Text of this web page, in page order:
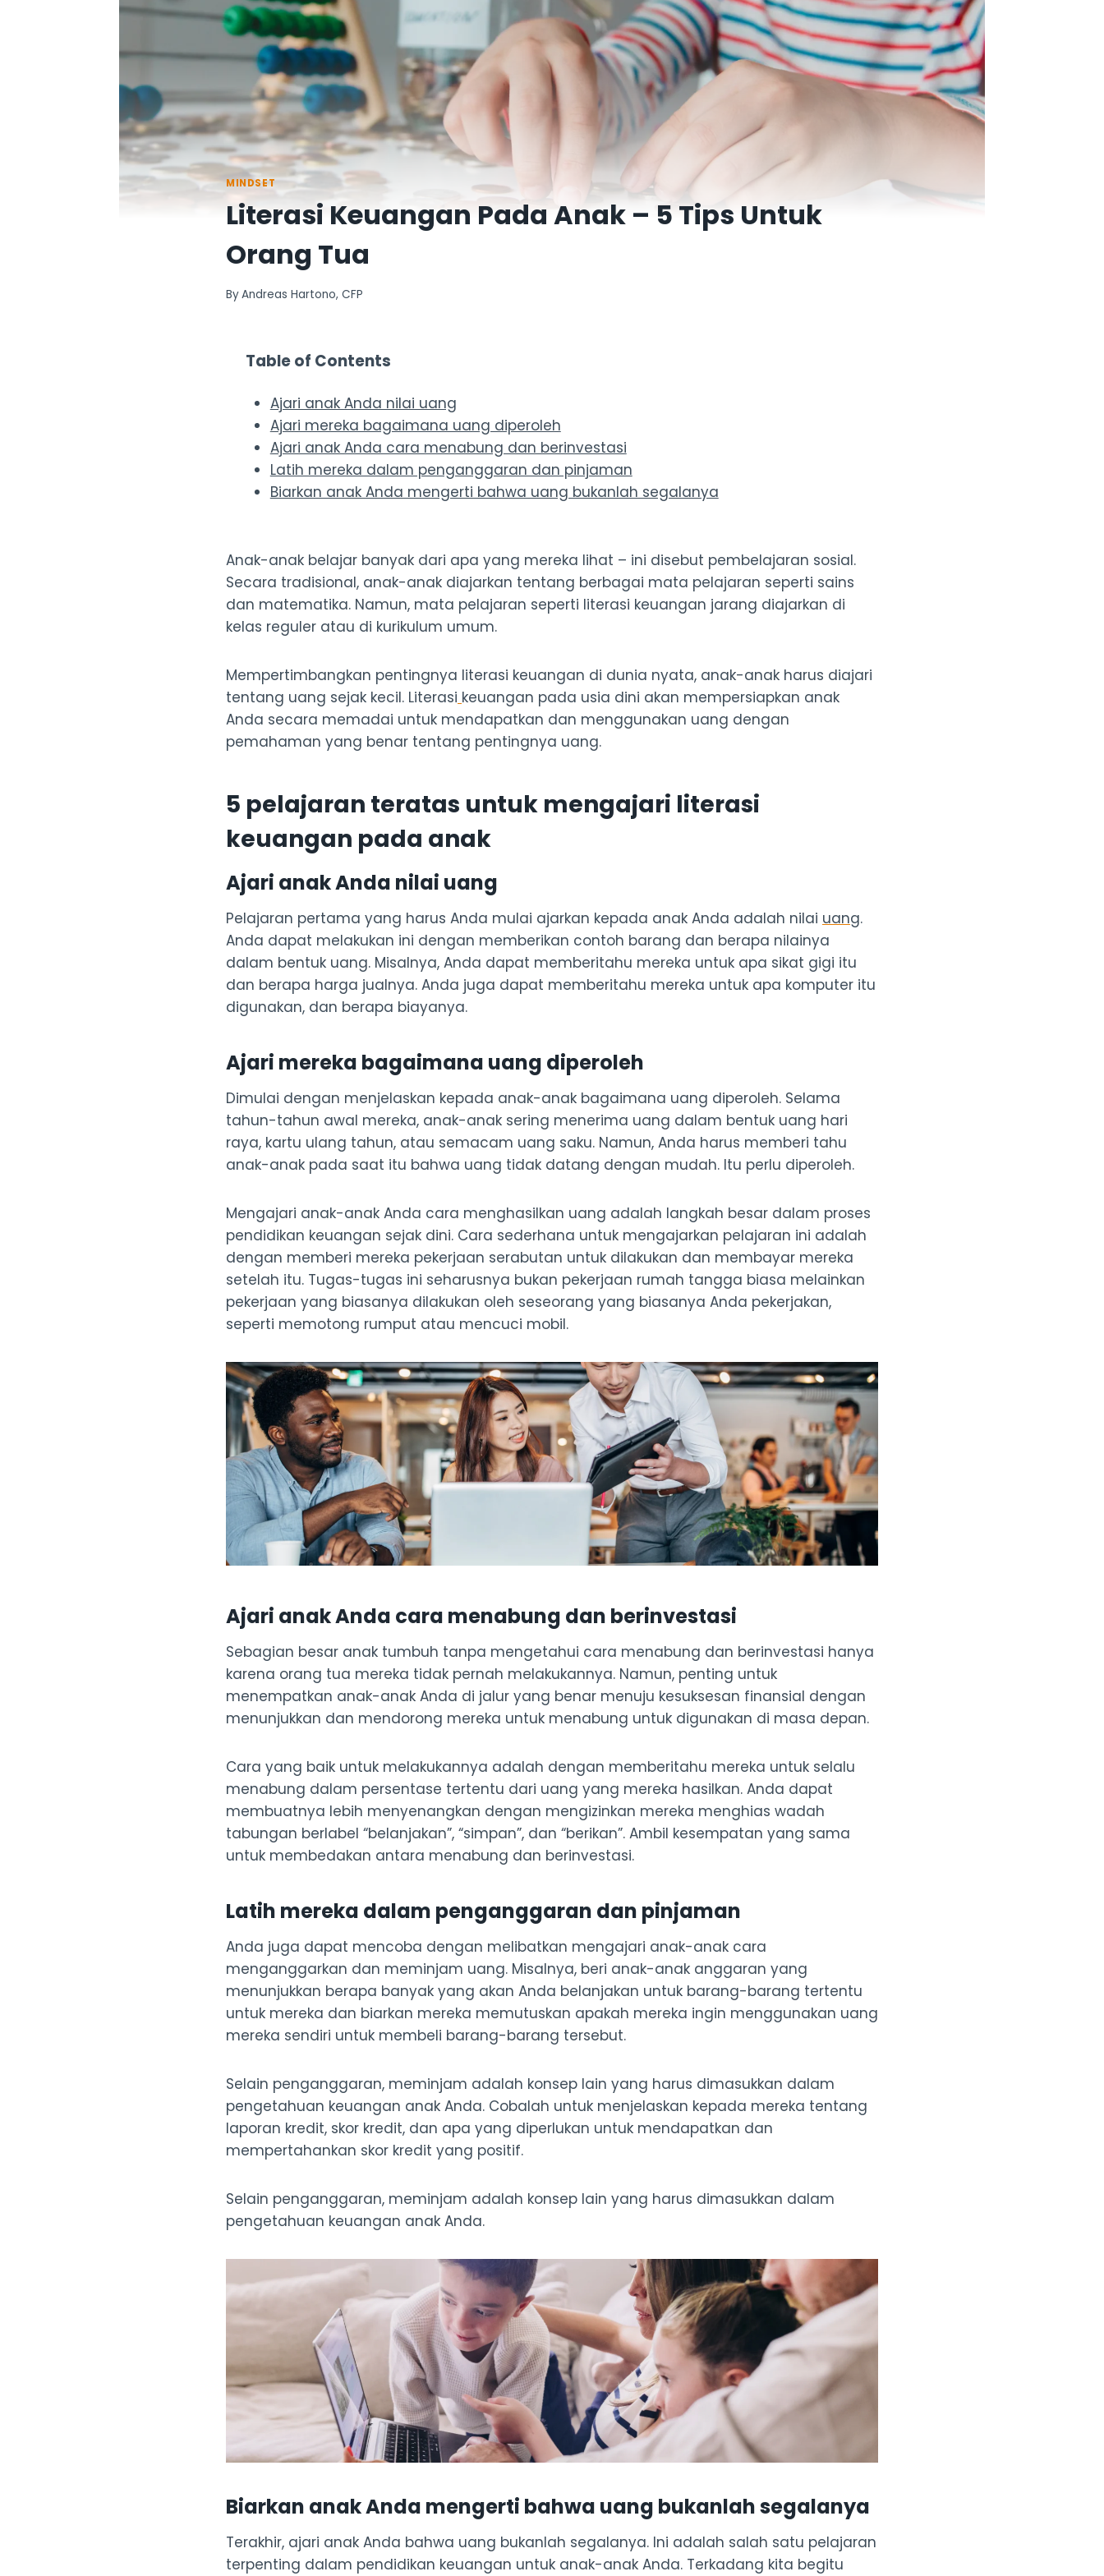
MINDSET
Literasi Keuangan Pada Anak – 5 Tips Untuk
Orang Tua
ByAndreas Hartono, CFP
Table of Contents
Ajari anak Anda nilai uang
Ajari mereka bagaimana uang diperoleh
Ajari anak Anda cara menabung dan berinvestasi
Latih mereka dalam penganggaran dan pinjaman
Biarkan anak Anda mengerti bahwa uang bukanlah segalanya
Anak-anak belajar banyak dari apa yang mereka lihat – ini disebut pembelajaran sosial.
Secara tradisional, anak-anak diajarkan tentang berbagai mata pelajaran seperti sains
dan matematika. Namun, mata pelajaran seperti literasi keuangan jarang diajarkan di
kelas reguler atau di kurikulum umum.
Mempertimbangkan pentingnya literasi keuangan di dunia nyata, anak-anak harus diajari
tentang uang sejak kecil. Literasi keuangan pada usia dini akan mempersiapkan anak
Anda secara memadai untuk mendapatkan dan menggunakan uang dengan
pemahaman yang benar tentang pentingnya uang.
5 pelajaran teratas untuk mengajari literasi
keuangan pada anak
Ajari anak Anda nilai uang
Pelajaran pertama yang harus Anda mulai ajarkan kepada anak Anda adalah nilai uang.
Anda dapat melakukan ini dengan memberikan contoh barang dan berapa nilainya
dalam bentuk uang. Misalnya, Anda dapat memberitahu mereka untuk apa sikat gigi itu
dan berapa harga jualnya. Anda juga dapat memberitahu mereka untuk apa komputer itu
digunakan, dan berapa biayanya.
Ajari mereka bagaimana uang diperoleh
Dimulai dengan menjelaskan kepada anak-anak bagaimana uang diperoleh. Selama
tahun-tahun awal mereka, anak-anak sering menerima uang dalam bentuk uang hari
raya, kartu ulang tahun, atau semacam uang saku. Namun, Anda harus memberi tahu
anak-anak pada saat itu bahwa uang tidak datang dengan mudah. Itu perlu diperoleh.
Mengajari anak-anak Anda cara menghasilkan uang adalah langkah besar dalam proses
pendidikan keuangan sejak dini. Cara sederhana untuk mengajarkan pelajaran ini adalah
dengan memberi mereka pekerjaan serabutan untuk dilakukan dan membayar mereka
setelah itu. Tugas-tugas ini seharusnya bukan pekerjaan rumah tangga biasa melainkan
pekerjaan yang biasanya dilakukan oleh seseorang yang biasanya Anda pekerjakan,
seperti memotong rumput atau mencuci mobil.
Ajari anak Anda cara menabung dan berinvestasi
Sebagian besar anak tumbuh tanpa mengetahui cara menabung dan berinvestasi hanya
karena orang tua mereka tidak pernah melakukannya. Namun, penting untuk
menempatkan anak-anak Anda di jalur yang benar menuju kesuksesan finansial dengan
menunjukkan dan mendorong mereka untuk menabung untuk digunakan di masa depan.
Cara yang baik untuk melakukannya adalah dengan memberitahu mereka untuk selalu
menabung dalam persentase tertentu dari uang yang mereka hasilkan. Anda dapat
membuatnya lebih menyenangkan dengan mengizinkan mereka menghias wadah
tabungan berlabel “belanjakan”, “simpan”, dan “berikan”. Ambil kesempatan yang sama
untuk membedakan antara menabung dan berinvestasi.
Latih mereka dalam penganggaran dan pinjaman
Anda juga dapat mencoba dengan melibatkan mengajari anak-anak cara
menganggarkan dan meminjam uang. Misalnya, beri anak-anak anggaran yang
menunjukkan berapa banyak yang akan Anda belanjakan untuk barang-barang tertentu
untuk mereka dan biarkan mereka memutuskan apakah mereka ingin menggunakan uang
mereka sendiri untuk membeli barang-barang tersebut.
Selain penganggaran, meminjam adalah konsep lain yang harus dimasukkan dalam
pengetahuan keuangan anak Anda. Cobalah untuk menjelaskan kepada mereka tentang
laporan kredit, skor kredit, dan apa yang diperlukan untuk mendapatkan dan
mempertahankan skor kredit yang positif.
Selain penganggaran, meminjam adalah konsep lain yang harus dimasukkan dalam
pengetahuan keuangan anak Anda.
Biarkan anak Anda mengerti bahwa uang bukanlah segalanya
Terakhir, ajari anak Anda bahwa uang bukanlah segalanya. Ini adalah salah satu pelajaran
terpenting dalam pendidikan keuangan untuk anak-anak Anda. Terkadang kita begitu